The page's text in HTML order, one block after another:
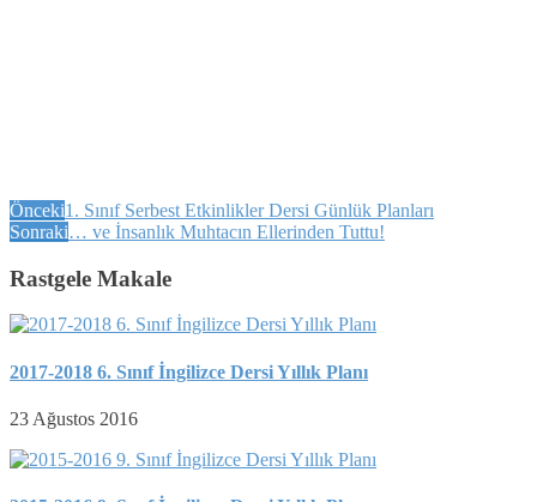
Önceki1. Sınıf Serbest Etkinlikler Dersi Günlük Planları
Sonraki… ve İnsanlık Muhtacın Ellerinden Tuttu!
Rastgele Makale
2017-2018 6. Sınıf İngilizce Dersi Yıllık Planı
23 Ağustos 2016